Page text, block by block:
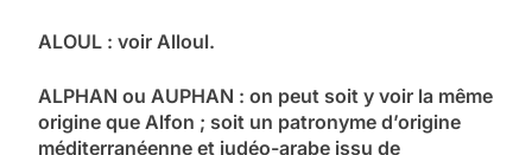
ALOUL : voir Alloul.
ALPHAN ou AUPHAN : on peut soit y voir la même
origine que Alfon ; soit un patronyme d’origine
méditerranéenne et judéo-arabe issu de